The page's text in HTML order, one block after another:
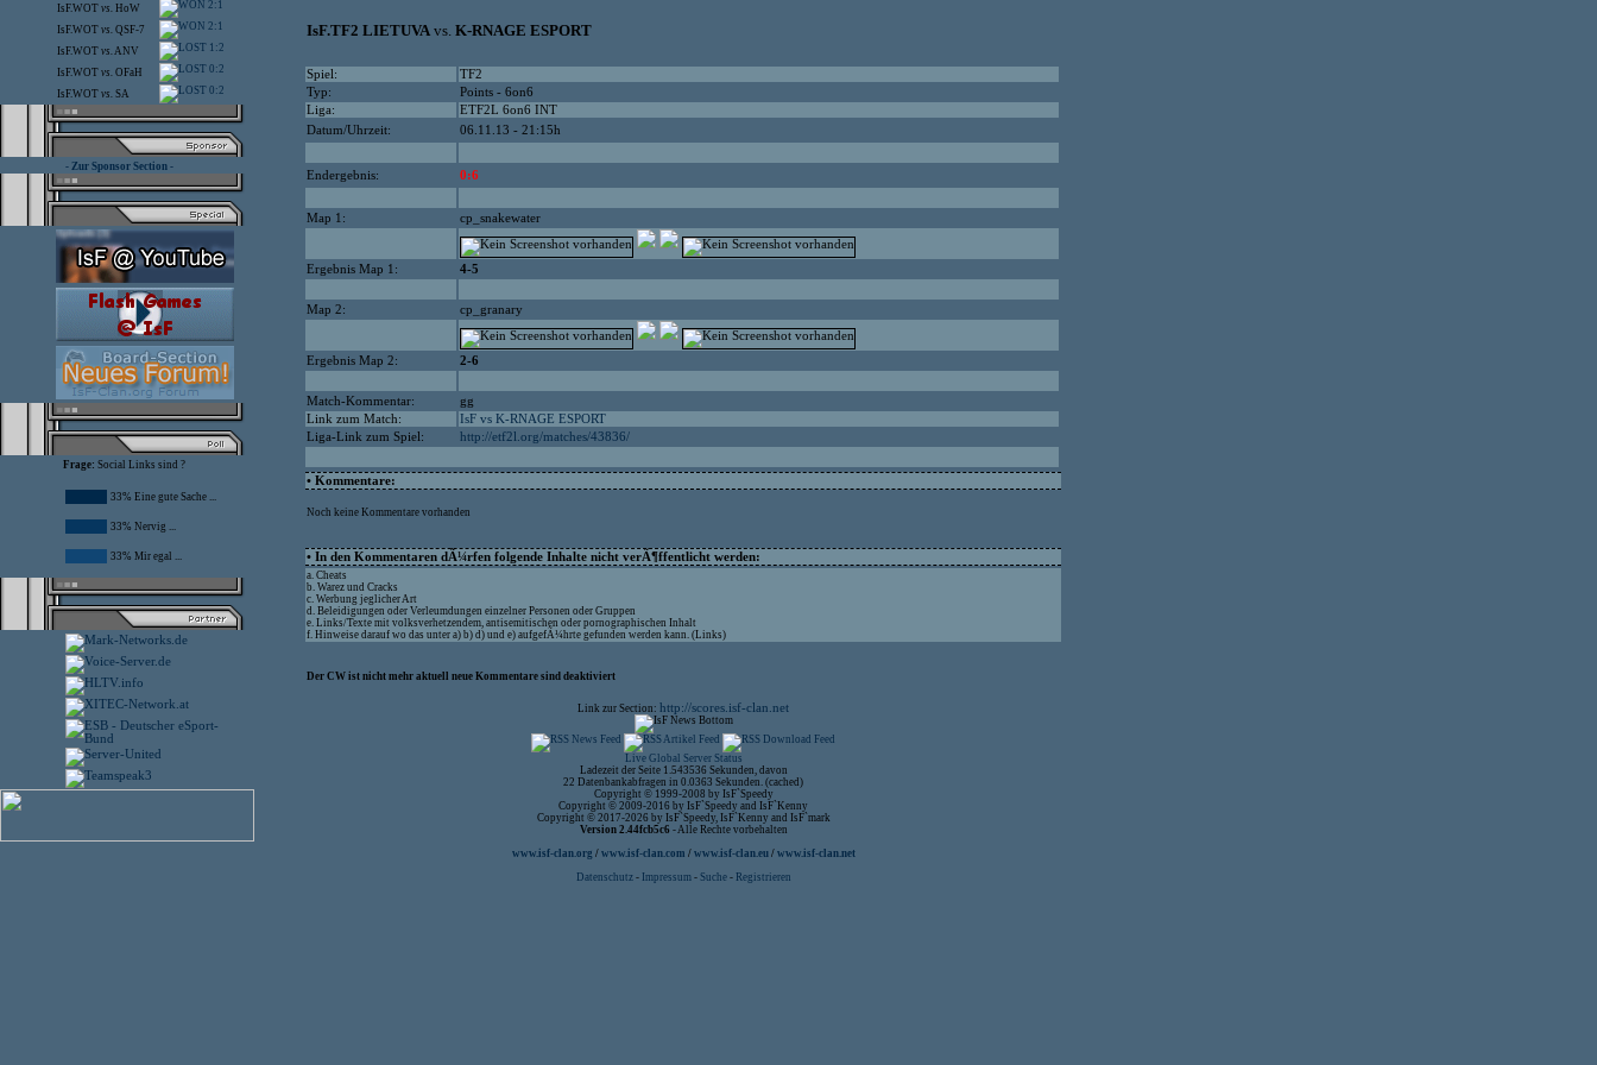
IsF.WOT vs. HoW 2:1
IsF.WOT vs. QSF-7 2:1
IsF.WOT vs.ANV 1:2
IsF.WOT vs. OFaH 0:2
IsF.WOT vs. SA 0:2
- Zur Sponsor Section -
Frage: Social Links sind ?
33% Eine gute Sache ...
33% Nervig ...
33% Mir egal ...
IsF.TF2 LIETUVA vs. K-RNAGE ESPORT
Spiel:
TF2
Typ:
Points - 6on6
Liga:
ETF2L 6on6 INT
Datum/Uhrzeit:
06.11.13 - 21:15h
Endergebnis: 0:6
Map 1: cp_snakewater
Ergebnis Map 1: 4-5
Map 2: cp_granary
Ergebnis Map 2: 2-6
Match-Kommentar:
gg
Link zum Match:
IsF vs K-RNAGE ESPORT
Liga-Link zum Spiel:
http://etf2l.org/matches/43836/
• Kommentare:
Noch keine Kommentare vorhanden
• In den Kommentaren dÃ¼rfen folgende Inhalte nicht verÃ¶ffentlicht werden:
a. Cheats
b. Warez und Cracks
c. Werbung jeglicher Art
d. Beleidigungen oder Verleumdungen einzelner Personen oder Gruppen
e. Links/Texte mit volksverhetzendem, antisemitischen oder pornographischen Inhalt
f. Hinweise darauf wo das unter a) b) d) und e) aufgefÃ¼hrte gefunden werden kann. (Links)
Der CW ist nicht mehr aktuell neue Kommentare sind deaktiviert
Link zur Section: http://scores.isf-clan.net
Live Global Server Status
Ladezeit der Seite 1.543536 Sekunden, davon
22 Datenbankabfragen in 0.0363 Sekunden. (cached)
Copyright © 1999-2008 by IsF`Speedy
Copyright © 2009-2016 by IsF`Speedy and IsF`Kenny
Copyright © 2017-2026 by IsF`Speedy, IsF`Kenny and IsF`mark
Version 2.44fcb5c6 - Alle Rechte vorbehalten
www.isf-clan.org / www.isf-clan.com / www.isf-clan.eu/ www.isf-clan.net
Datenschutz - Impressum- Suche- Registrieren